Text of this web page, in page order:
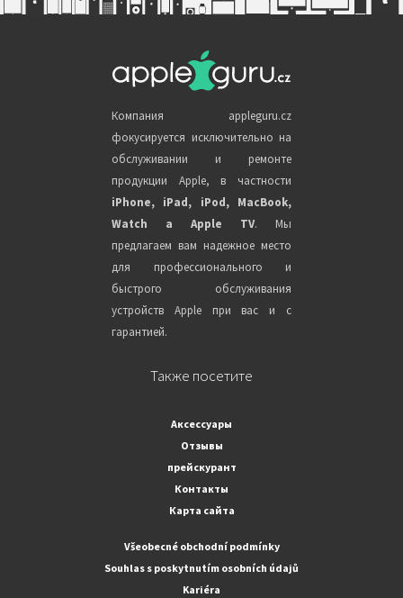
Компания appleguru.cz
фокусируется исключительно на
обслуживании и ремонте
продукции Apple, в частности
iPhone, iPad, iPod, MacBook,
Watch a Apple TV. Мы
предлагаем вам надежное место
для профессионального и
быстрого обслуживания
устройств Apple при вас и с
гарантией.
Также посетите
Аксессуары
Отзывы
прейскурант
Контакты
Карта сайта
Všeobecné obchodní podmínky
Souhlas s poskytnutím osobních údajů
Kariéra